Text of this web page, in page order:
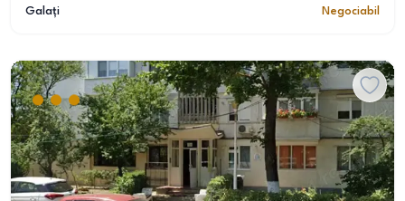
Galați
Negociabil